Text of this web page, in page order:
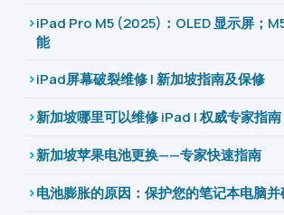
iPad Pro M5 (2025)：OLED 显示屏；
能
iPad屏幕破裂维修 | 新加坡指南及保修
新加坡哪里可以维修 iPad | 权威专家指南
新加坡苹果电池更换——专家快速指南
电池膨胀的原因：保护您的笔记本电脑